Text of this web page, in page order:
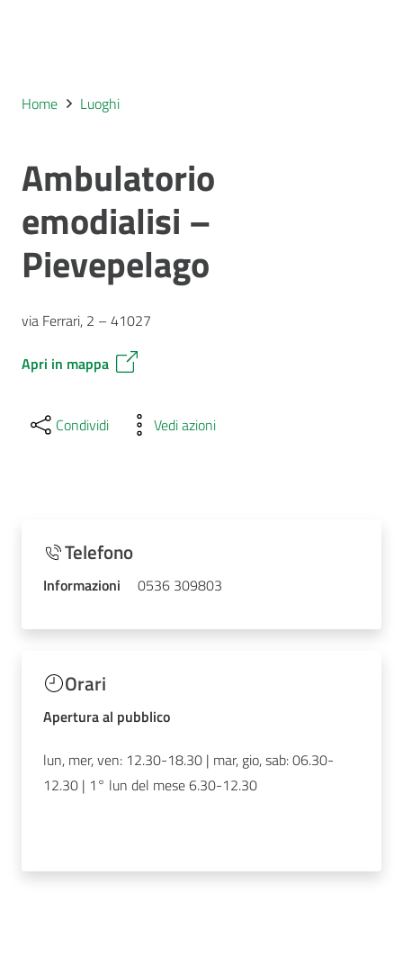
Home Luoghi
Ambulatorio
emodialisi –
Pievepelago
via Ferrari, 2 – 41027
Apri in mappa
Condividi Vedi azioni
Telefono
Informazioni 0536 309803
Orari
Apertura al pubblico
lun, mer, ven: 12.30-18.30 | mar, gio, sab: 06.30-
12.30 | 1° lun del mese 6.30-12.30